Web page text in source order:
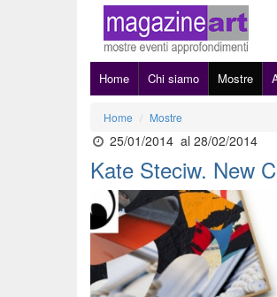
Home Chi siamo Mostre
Home Mostre
25/01/2014 al 28/02/2014
Kate Steciw. New